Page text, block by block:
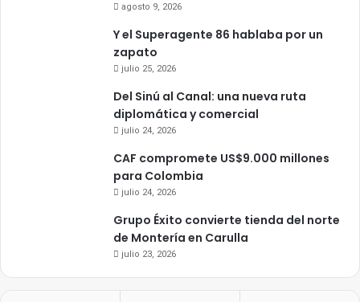
agosto 9, 2026
Y el Superagente 86 hablaba por un
zapato
julio 25, 2026
Del Sinú al Canal: una nueva ruta
diplomática y comercial
julio 24, 2026
CAF compromete US$9.000 millones
para Colombia
julio 24, 2026
Grupo Éxito convierte tienda del norte
de Montería en Carulla
julio 23, 2026